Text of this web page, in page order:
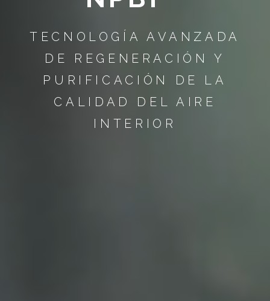
TECNOLOGÍA AVANZADA
DE REGENERACIÓN Y
PURIFICACIÓN DE LA
CALIDAD DEL AIRE
INTERIOR